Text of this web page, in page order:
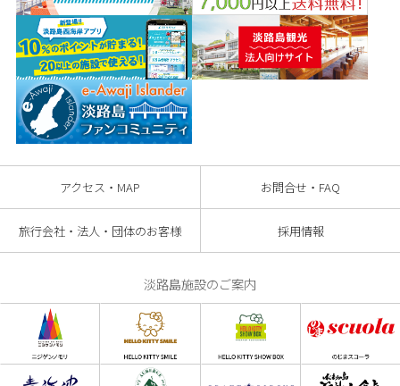
アクセス・MAP お問合せ・FAQ
旅行会社・法人・団体のお客様 採用情報
淡路島施設のご案内